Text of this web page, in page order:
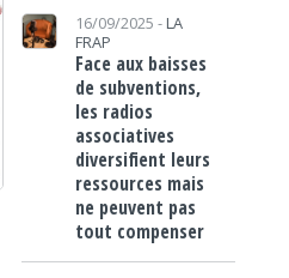
16/09/2025 - LA
FRAP
Face aux baisses
de subventions,
les radios
associatives
diversifient leurs
ressources mais
ne peuvent pas
tout compenser